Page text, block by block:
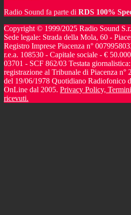
Radio Sound fa parte di RDS 100%
Copyright © 1999/2025 Radio Sound
Sede legale: Strada della Mola, 60 -
Registro Imprese Piacenza n°
r.e.a. 108530 - Capitale sociale - €
03701 - SCF 862/03 Testata
registrazione al Tribunale di Piacenza n°
del 19/06/1978 Quotidiano Radiofonico
OnLine dal 2005. Privacy Policy,
ricevuti.